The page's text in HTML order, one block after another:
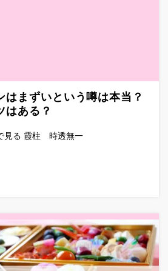
はまずいという噂は本当？
はある？
見る 霞柱 時透無一